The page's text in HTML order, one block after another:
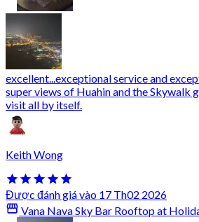
excellent...exceptional service and
super views of Huahin and the Skywalk
visit all by itself.
Keith Wong
Được đánh giá vào 17 Th02 2026
Vana Nava Sky Bar Rooftop at